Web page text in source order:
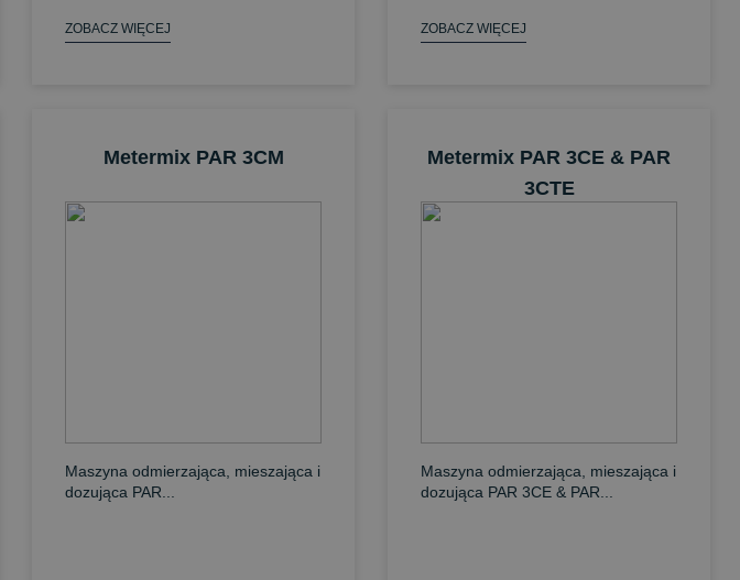
ZOBACZ WIĘCEJ ZOBACZ WIĘCEJ
Metermix PAR 3CM
Maszyna odmierzająca, mieszająca i
dozująca PAR...
Metermix PAR 3CE & PAR
3CTE
Maszyna odmierzająca, mieszająca i
dozująca PAR 3CE & PAR...